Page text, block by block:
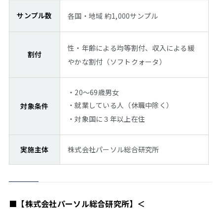
サンプル数 各国・地域 約1,000サンプル
割付
性・年齢による均等割付、収入による緩
やかな割付（ソフトクォータ）
対象条件
・20～69歳男女
・就業している人（休職中除く）
・対象国に３年以上在住
実施主体 株式会社パーソル総合研究所
■ 【株式会社パーソル総合研究所】＜